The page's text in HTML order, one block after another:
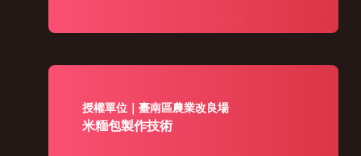
授權單位｜臺南區農業改良場
米糆包製作技術